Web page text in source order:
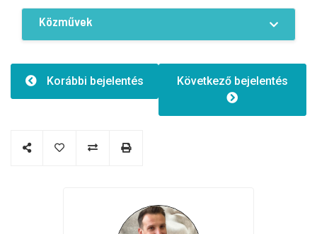
Közművek
Áram
Víz
Csatorna
Út mellett
Kerített telek
Korábbi bejelentés Következő bejelentés